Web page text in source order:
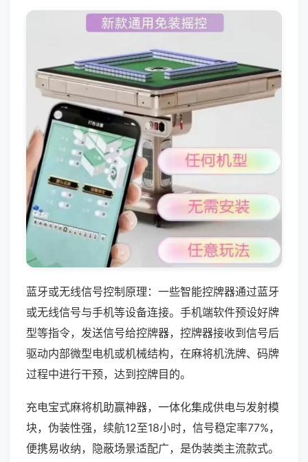
蓝牙或无线信号控制原理：一些智能控牌器通过蓝牙
或无线信号与手机等设备连接。手机端软件预设好牌
型等指令，发送信号给控牌器，控牌器接收到信号后
驱动内部微型电机或机械结构，在麻将机洗牌、码牌
过程中进行干预，达到控牌目的。
充电宝式麻将机助赢神器，一体化集成供电与发射模
块，伪装性强，续航12至18小时，信号稳定率77%，
便携易收纳，隐蔽场景适配广，是伪装类主流款式。